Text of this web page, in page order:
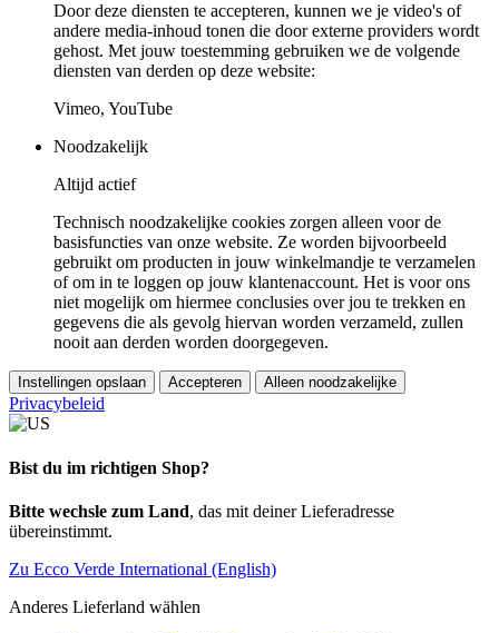
Door deze diensten te accepteren, kunnen we je video's of
andere media-inhoud tonen die door externe providers wordt
gehost. Met jouw toestemming gebruiken we de volgende
diensten van derden op deze website:
Vimeo, YouTube
Noodzakelijk
Altijd actief
Technisch noodzakelijke cookies zorgen alleen voor de
basisfuncties van onze website. Ze worden bijvoorbeeld
gebruikt om producten in jouw winkelmandje te verzamelen
of om in te loggen op jouw klantenaccount. Het is voor ons
niet mogelijk om hiermee conclusies over jou te trekken en
gegevens die als gevolg hiervan worden verzameld, zullen
nooit aan derden worden doorgegeven.
Instellingen opslaan Accepteren Alleen noodzakelijke
Privacybeleid
Bist du im richtigen Shop?
Bitte wechsle zum Land, das mit deiner Lieferadresse
übereinstimmt.
Zu Ecco Verde International (English)
Anderes Lieferland wählen